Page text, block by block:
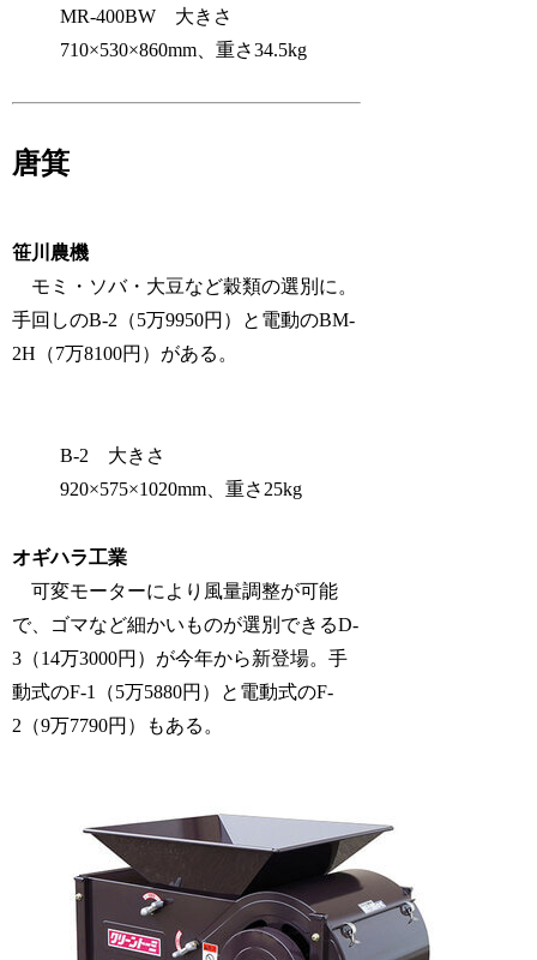
MR-400BW 大きさ
710×530×860mm、重さ34.5kg
唐箕
笹川農機
モミ・ソバ・大豆など穀類の選別に。
手回しのB-2（5万9950円）と電動のBM-
2H（7万8100円）がある。
B-2 大きさ
920×575×1020mm、重さ25kg
オギハラ工業
可変モーターにより風量調整が可能
で、ゴマなど細かいものが選別できるD-
3（14万3000円）が今年から新登場。手
動式のF-1（5万5880円）と電動式のF-
2（9万7790円）もある。